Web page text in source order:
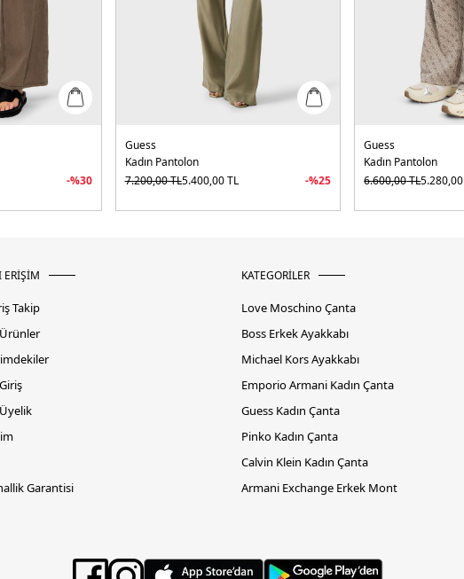
-%30
Guess
Kadın Pantolon
7.200,00TL5.400,00TL -%25
Guess
Kadın Pantolon
6.600,00TL5.280,00
ERİŞİM
Takip
Garantisi
KATEGORİLER
Love Moschino Çanta
Boss Erkek Ayakkabı
Michael Kors Ayakkabı
Emporio Armani Kadın Çanta
Guess Kadın Çanta
Pinko Kadın Çanta
Calvin Klein Kadın Çanta
Armani Exchange Erkek Mont